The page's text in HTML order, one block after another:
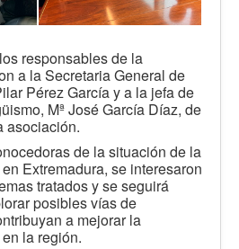
responsables de la
a la Secretaria General de
Pérez García y a la jefa de
Mª José García Díaz, de
asociación.
de la situación de la
Extremadura, se interesaron
tratados y se seguirá
posibles vías de
a mejorar la
la región.